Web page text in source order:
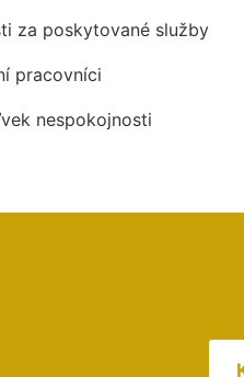
za poskytované služby
pracovníci
nespokojnosti